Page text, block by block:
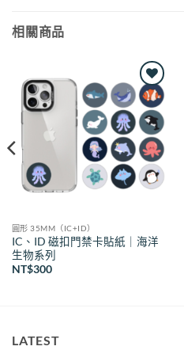
相關商品
Add to
wishlist
圓形 35MM（IC+ID）
IC、ID 磁扣門禁卡貼紙｜海洋
生物系列
NT$300
LATEST